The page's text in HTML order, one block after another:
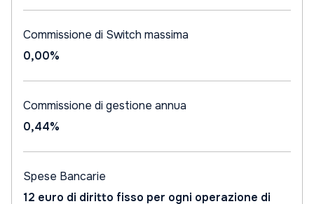
Commissione di Switch massima
0,00%
Commissione di gestione annua
0,44%
Spese Bancarie
12 euro di diritto fisso per ogni operazione di